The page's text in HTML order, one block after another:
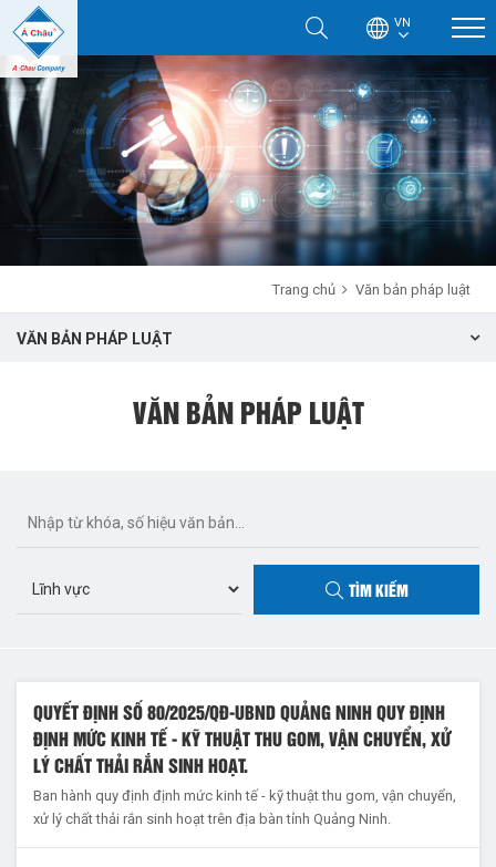
VN
Trang chủ Văn bản pháp luật
VĂN BẢN PHÁP LUẬT
VĂN BẢN PHÁP LUẬT
TÌM KIẾM
QUYẾT ĐỊNH SỐ 80/2025/QĐ-UBND QUẢNG NINH QUY ĐỊNH
ĐỊNH MỨC KINH TẾ - KỸ THUẬT THU GOM, VẬN CHUYỂN, XỬ
LÝ CHẤT THẢI RẮN SINH HOẠT.
Ban hành quy định định mức kinh tế - kỹ thuật thu gom, vận chuyển,
xử lý chất thải rắn sinh hoạt trên địa bàn tỉnh Quảng Ninh.